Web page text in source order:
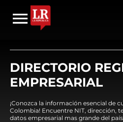
DIRECTORIO
EMPRESARIAL
¡Conozca la información esencial de
Colombia! Encuentre NIT, dirección,
datos empresarial mas grande del